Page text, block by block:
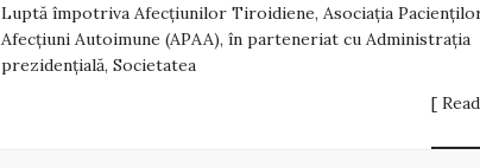
Luptă împotriva Afecțiunilor Tiroidiene, Asociația
Afecțiuni Autoimune (APAA), în parteneriat cu Administrația
prezidențială, Societatea
[